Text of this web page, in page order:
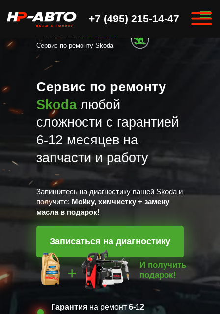
+7 (495) 215-14-47
Ремонт
Сервис по ремонту
Skoda любой
сложности с гарантией
6-12 месяцев на
запчасти и работу
Запишитесь на диагностику вашей Skoda и
получите: Мойку, химчистку + замену
масла в подарок!
ГосАвтоРемонт
Сервис по ремонту Skoda
Записаться на диагностику
Гарантия на ремонт 6-12
И получить
подарок!
+